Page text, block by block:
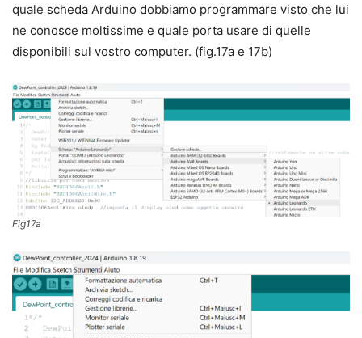
quale scheda Arduino dobbiamo programmare visto che lui
ne conosce moltissime e quale porta usare di quelle
disponibili sul vostro computer. (fig.17a e 17b)
Fig17a